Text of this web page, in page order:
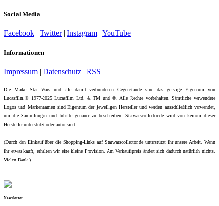
Social Media
Facebook Twitter| Instagram YouTube
Informationen
Impressum | Datenschutz | RSS
Die Marke Star Wars und alle damit verbundenen Gegenstände sind das geistige Eigentum von
Lucasfilm.© 1977-2025 Lucasfilm Ltd. & TM und ®. Alle Rechte vorbehalten. Sämtliche verwendete
Logos und Markennamen sind Eigentum der jeweiligen Hersteller und werden ausschließlich verwendet,
um die Sammlungen und Inhalte genauer zu beschreiben. Starwarscollector.de wird von keinem dieser
Hersteller unterstützt oder autorisiert.
(Durch den Einkauf über die Shopping-Links auf Starwarscollector.de unterstützt ihr unsere Arbeit. Wenn
ihr etwas kauft, erhalten wir eine kleine Provision. Am Verkaufspreis ändert sich dadurch natürlich nichts.
Vielen Dank.)
Newsletter